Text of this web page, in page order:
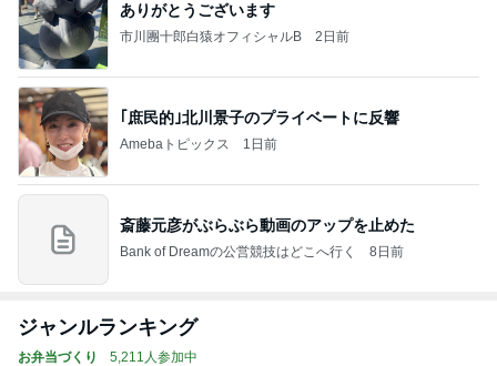
ありがとうございます
市川團十郎白猿オフィシャルB 2日前
｢庶民的｣北川景子のプライベートに反響
Amebaトピックス 1日前
斎藤元彦がぶらぶら動画のアップを止めた
Bank of Dreamの公営競技はどこへ行く 8日前
ジャンルランキング
お弁当づくり 5,211人参加中